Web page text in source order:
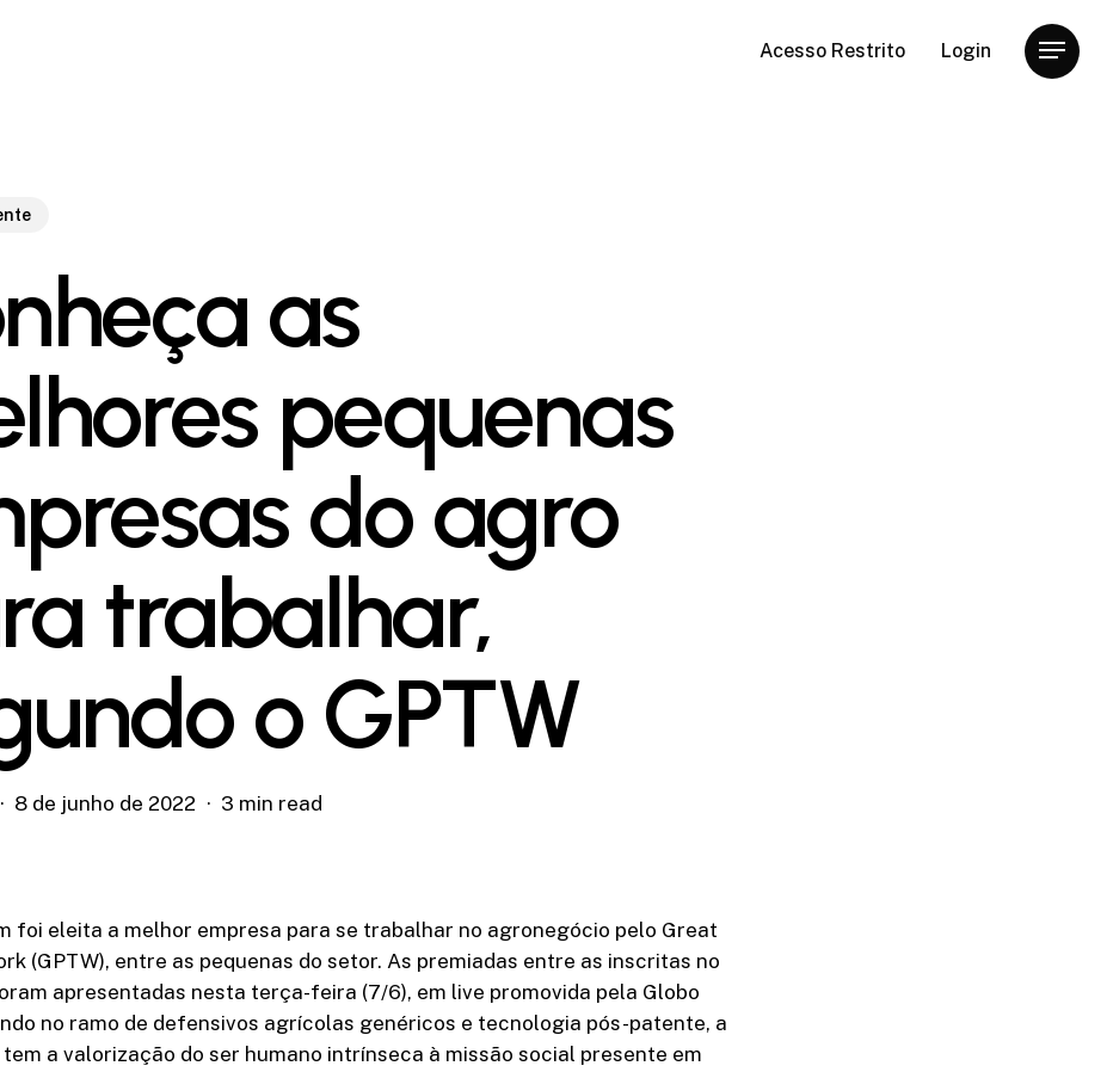
Acesso Restrito Login Menu
as
pequenas
do agro
trabalhar,
o GPTW
8 de junho de 2022 3 min read
foi eleita a melhor empresa para se trabalhar no agronegócio pelo Great
(GPTW), entre as pequenas do setor. As premiadas entre as inscritas no
apresentadas nesta terça-feira (7/6), em live promovida pela Globo
no ramo de defensivos agrícolas genéricos e tecnologia pós-patente, a
a valorização do ser humano intrínseca à missão social presente em